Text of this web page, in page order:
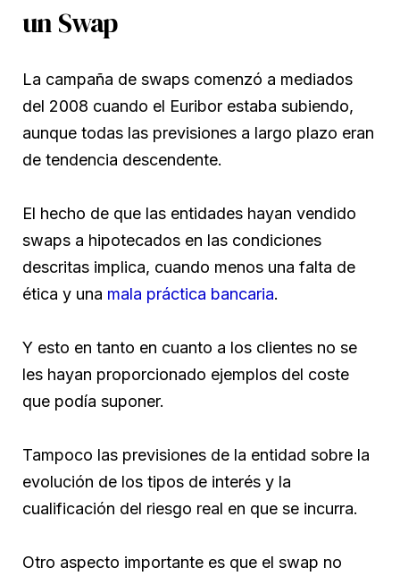
un Swap
La campaña de swaps comenzó a mediados
del 2008 cuando el Euribor estaba subiendo,
aunque todas las previsiones a largo plazo eran
de tendencia descendente.
El hecho de que las entidades hayan vendido
swaps a hipotecados en las condiciones
descritas implica, cuando menos una falta de
ética y una mala práctica bancaria.
Y esto en tanto en cuanto a los clientes no se
les hayan proporcionado ejemplos del coste
que podía suponer.
Tampoco las previsiones de la entidad sobre la
evolución de los tipos de interés y la
cualificación del riesgo real en que se incurra.
Otro aspecto importante es que el swap no